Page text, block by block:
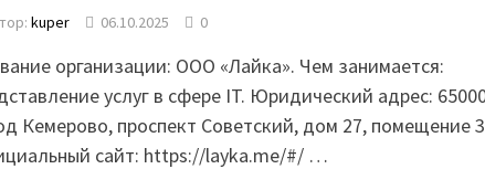
kuper 06.10.2025 0
организации: ООО «Лайка». Чем занимается:
услуг в сфере IT. Юридический адрес:
Кемерово, проспект Советский, дом 27, помещение
сайт: https://layka.me/#/ …